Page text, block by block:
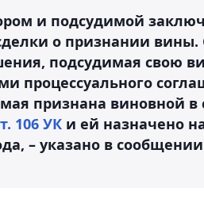
и подсудимой
о признании вины.
подсудимая свою
процессуального
признана виновной
106 УК и ей назначено
– указано в сообщении